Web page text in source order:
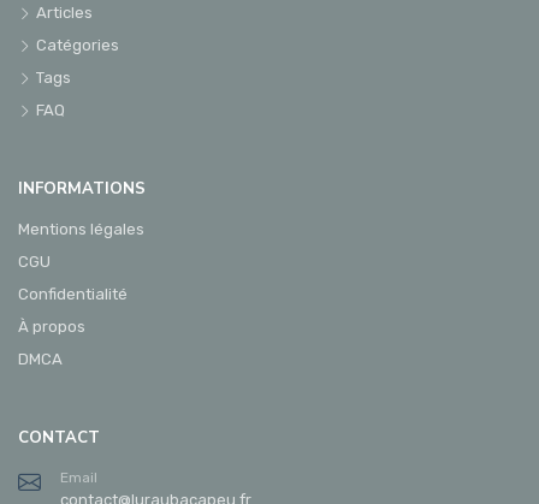
Articles
Catégories
Tags
FAQ
INFORMATIONS
Mentions légales
CGU
Confidentialité
À propos
DMCA
CONTACT
Email
contact@luraubacapeu.fr